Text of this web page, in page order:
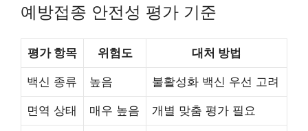
예방접종 안전성 평가 기준
평가 항목 위험도 대처 방법
백신 종류 높음 불활성화 백신 우선 고려
면역 상태 매우 높음 개별 맞춤 평가 필요